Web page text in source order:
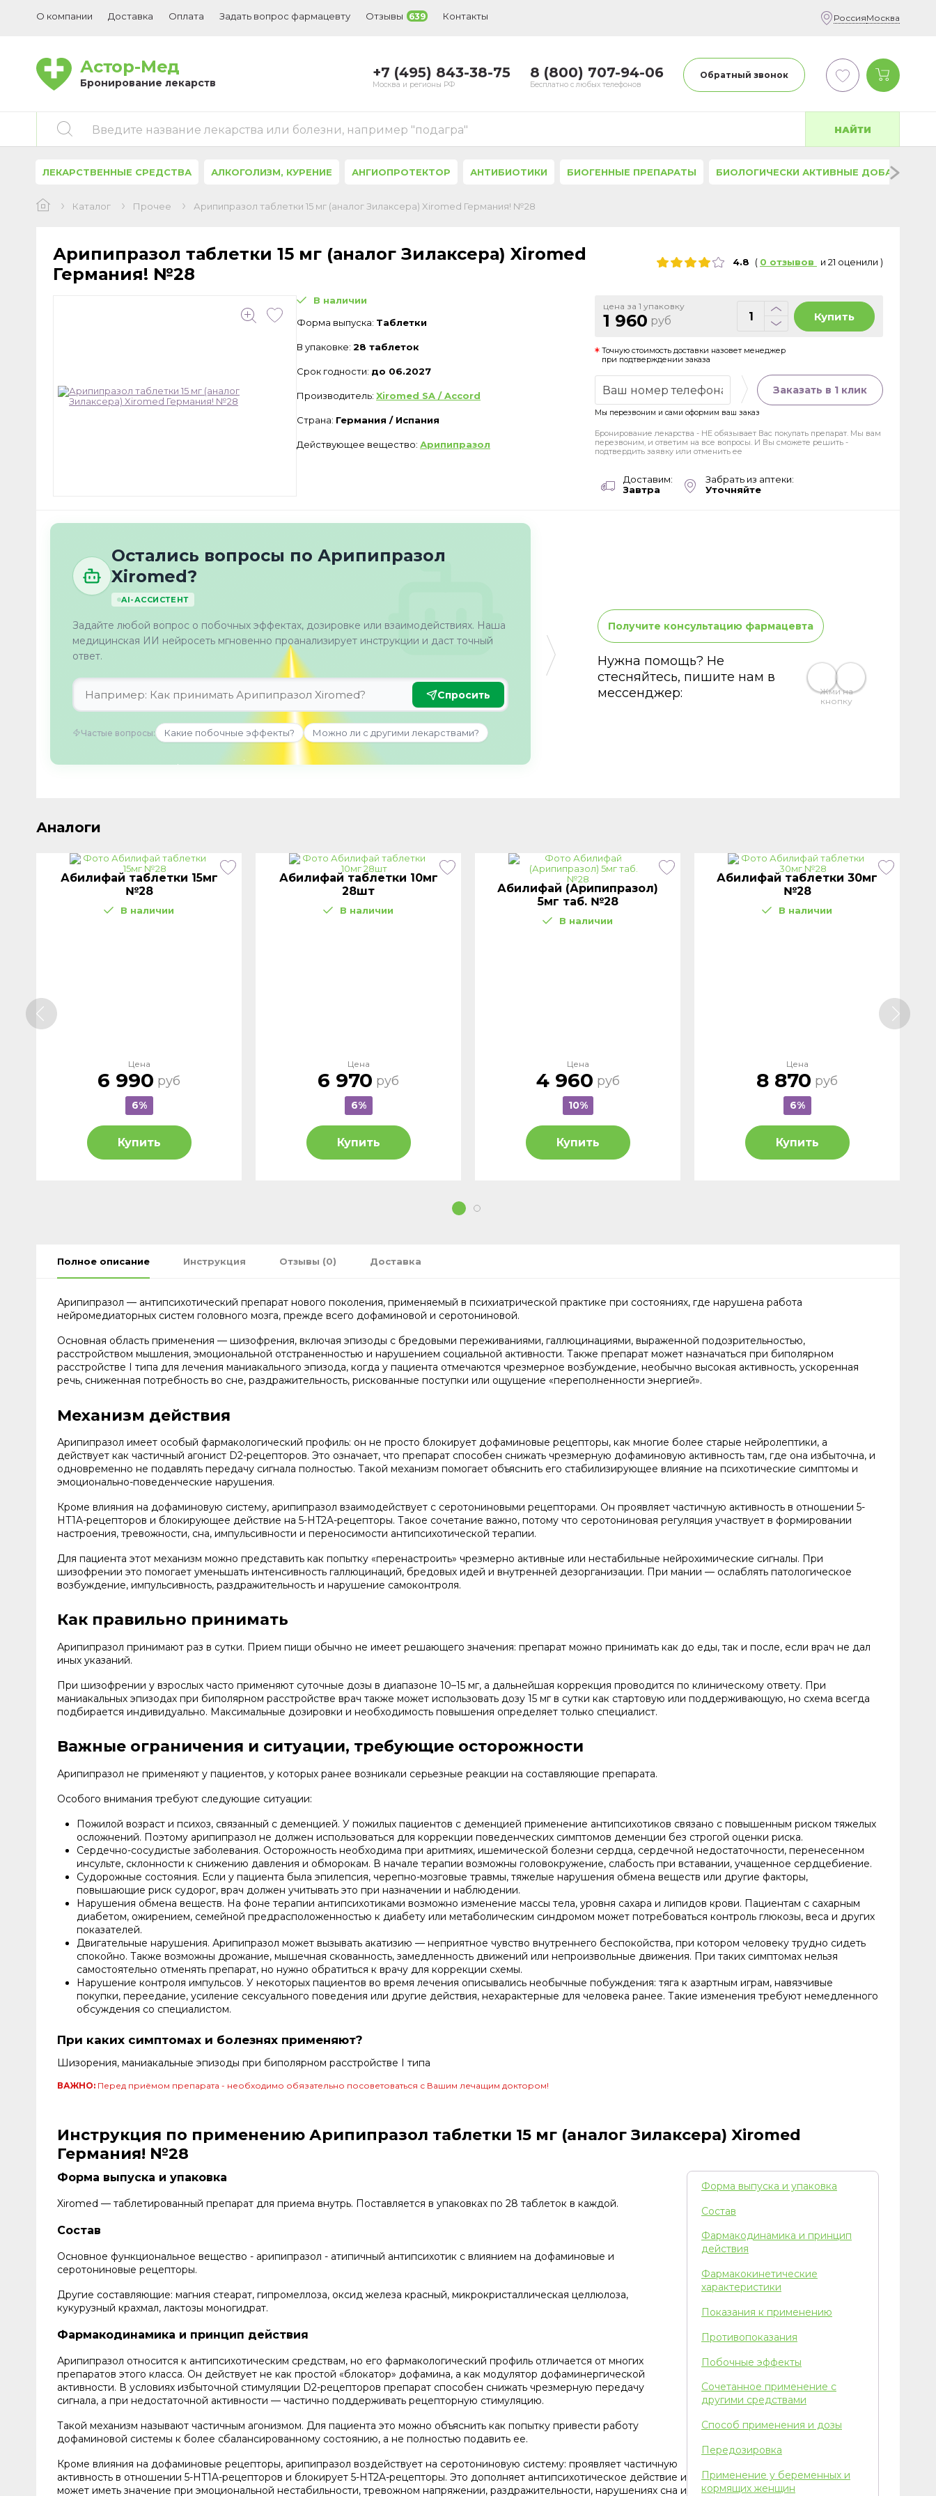
О компании Доставка Оплата Задать вопрос фармацевту Отзывы 639 Контакты РоссияМосква
Астор-Мед
Бронирование лекарств
+7 (495) 843-38-75
Москва и регионы РФ
8 (800) 707-94-06
Бесплатно с любых телефонов
Обратный звонок
Введите название лекарства или болезни, например "подагра" НАЙТИ
ЛЕКАРСТВЕННЫЕ СРЕДСТВА АЛКОГОЛИЗМ, КУРЕНИЕ АНГИОПРОТЕКТОР АНТИБИОТИКИ БИОГЕННЫЕ ПРЕПАРАТЫ БИОЛОГИЧЕСКИ АКТИВНЫЕ ДОБАВКИ
Каталог Прочее Арипипразол таблетки 15 мг (аналог Зилаксера) Xiromed Германия! №28
Арипипразол таблетки 15 мг (аналог Зилаксера) Xiromed
Германия! №28
4.8 ( 0 отзывов и 21 оценили )
В наличии
Форма выпуска: Таблетки
В упаковке: 28 таблеток
Срок годности: до 06.2027
Производитель: Xiromed SA / Accord
Страна: Германия / Испания
Действующее вещество: Арипипразол
цена за 1 упаковку
1 960 руб Купить
Точную стоимость доставки назовет менеджер
при подтверждении заказа
Заказать в 1 клик
Мы перезвоним и сами оформим ваш заказ
Бронирование лекарства - НЕ обязывает Вас покупать препарат. Мы вам
перезвоним, и ответим на все вопросы. И Вы сможете решить -
подтвердить заявку или отменить ее
Доставим:
Завтра
Забрать из аптеки:
Уточняйте
Остались вопросы по Арипипразол
Xiromed?
AI-АССИСТЕНТ
Задайте любой вопрос о побочных эффектах, дозировке или взаимодействиях. Наша
медицинская ИИ нейросеть мгновенно проанализирует инструкции и даст точный
ответ.
Спросить
Частые вопросы: Какие побочные эффекты? Можно ли с другими лекарствами?
Получите консультацию фармацевта
Нужна помощь? Не
стесняйтесь, пишите нам в
мессенджер:
Жми на
кнопку
Аналоги
Абилифай таблетки 15мг
№28
В наличии
Цена
6 990 руб
6%
Купить
Абилифай таблетки 10мг
28шт
В наличии
Цена
6 970 руб
6%
Купить
Абилифай (Арипипразол)
5мг таб. №28
В наличии
Цена
4 960 руб
10%
Купить
Абилифай таблетки 30мг
№28
В наличии
Цена
8 870 руб
6%
Купить
Полное описание Инструкция Отзывы (0) Доставка
Арипипразол — антипсихотический препарат нового поколения, применяемый в психиатрической практике при состояниях, где нарушена работа
нейромедиаторных систем головного мозга, прежде всего дофаминовой и серотониновой.
Основная область применения — шизофрения, включая эпизоды с бредовыми переживаниями, галлюцинациями, выраженной подозрительностью,
расстройством мышления, эмоциональной отстраненностью и нарушением социальной активности. Также препарат может назначаться при биполярном
расстройстве I типа для лечения маниакального эпизода, когда у пациента отмечаются чрезмерное возбуждение, необычно высокая активность, ускоренная
речь, сниженная потребность во сне, раздражительность, рискованные поступки или ощущение «переполненности энергией».
Механизм действия
Арипипразол имеет особый фармакологический профиль: он не просто блокирует дофаминовые рецепторы, как многие более старые нейролептики, а
действует как частичный агонист D2-рецепторов. Это означает, что препарат способен снижать чрезмерную дофаминовую активность там, где она избыточна, и
одновременно не подавлять передачу сигнала полностью. Такой механизм помогает объяснить его стабилизирующее влияние на психотические симптомы и
эмоционально-поведенческие нарушения.
Кроме влияния на дофаминовую систему, арипипразол взаимодействует с серотониновыми рецепторами. Он проявляет частичную активность в отношении 5-
HT1A-рецепторов и блокирующее действие на 5-HT2A-рецепторы. Такое сочетание важно, потому что серотониновая регуляция участвует в формировании
настроения, тревожности, сна, импульсивности и переносимости антипсихотической терапии.
Для пациента этот механизм можно представить как попытку «перенастроить» чрезмерно активные или нестабильные нейрохимические сигналы. При
шизофрении это помогает уменьшать интенсивность галлюцинаций, бредовых идей и внутренней дезорганизации. При мании — ослаблять патологическое
возбуждение, импульсивность, раздражительность и нарушение самоконтроля.
Как правильно принимать
Арипипразол принимают раз в сутки. Прием пищи обычно не имеет решающего значения: препарат можно принимать как до еды, так и после, если врач не дал
иных указаний.
При шизофрении у взрослых часто применяют суточные дозы в диапазоне 10–15 мг, а дальнейшая коррекция проводится по клиническому ответу. При
маниакальных эпизодах при биполярном расстройстве врач также может использовать дозу 15 мг в сутки как стартовую или поддерживающую, но схема всегда
подбирается индивидуально. Максимальные дозировки и необходимость повышения определяет только специалист.
Важные ограничения и ситуации, требующие осторожности
Арипипразол не применяют у пациентов, у которых ранее возникали серьезные реакции на составляющие препарата.
Особого внимания требуют следующие ситуации:
Пожилой возраст и психоз, связанный с деменцией. У пожилых пациентов с деменцией применение антипсихотиков связано с повышенным риском тяжелых
осложнений. Поэтому арипипразол не должен использоваться для коррекции поведенческих симптомов деменции без строгой оценки риска.
Сердечно-сосудистые заболевания. Осторожность необходима при аритмиях, ишемической болезни сердца, сердечной недостаточности, перенесенном
инсульте, склонности к снижению давления и обморокам. В начале терапии возможны головокружение, слабость при вставании, учащенное сердцебиение.
Судорожные состояния. Если у пациента была эпилепсия, черепно-мозговые травмы, тяжелые нарушения обмена веществ или другие факторы,
повышающие риск судорог, врач должен учитывать это при назначении и наблюдении.
Нарушения обмена веществ. На фоне терапии антипсихотиками возможно изменение массы тела, уровня сахара и липидов крови. Пациентам с сахарным
диабетом, ожирением, семейной предрасположенностью к диабету или метаболическим синдромом может потребоваться контроль глюкозы, веса и других
показателей.
Двигательные нарушения. Арипипразол может вызывать акатизию — неприятное чувство внутреннего беспокойства, при котором человеку трудно сидеть
спокойно. Также возможны дрожание, мышечная скованность, замедленность движений или непроизвольные движения. При таких симптомах нельзя
самостоятельно отменять препарат, но нужно обратиться к врачу для коррекции схемы.
Нарушение контроля импульсов. У некоторых пациентов во время лечения описывались необычные побуждения: тяга к азартным играм, навязчивые
покупки, переедание, усиление сексуального поведения или другие действия, нехарактерные для человека ранее. Такие изменения требуют немедленного
обсуждения со специалистом.
При каких симптомах и болезнях применяют?
Шизорения, маниакальные эпизоды при биполярном расстройстве I типа
ВАЖНО: Перед приёмом препарата - необходимо обязательно посоветоваться с Вашим лечащим доктором!
Инструкция по применению Арипипразол таблетки 15 мг (аналог Зилаксера) Xiromed
Германия! №28
Форма выпуска и упаковка
Xiromed — таблетированный препарат для приема внутрь. Поставляется в упаковках по 28 таблеток в каждой.
Состав
Основное функциональное вещество - арипипразол - атипичный антипсихотик с влиянием на дофаминовые и
серотониновые рецепторы.
Другие составляющие: магния стеарат, гипромеллоза, оксид железа красный, микрокристаллическая целлюлоза,
кукурузный крахмал, лактозы моногидрат.
Фармакодинамика и принцип действия
Арипипразол относится к антипсихотическим средствам, но его фармакологический профиль отличается от многих
препаратов этого класса. Он действует не как простой «блокатор» дофамина, а как модулятор дофаминергической
активности. В условиях избыточной стимуляции D2-рецепторов препарат способен снижать чрезмерную передачу
сигнала, а при недостаточной активности — частично поддерживать рецепторную стимуляцию.
Такой механизм называют частичным агонизмом. Для пациента это можно объяснить как попытку привести работу
дофаминовой системы к более сбалансированному состоянию, а не полностью подавить ее.
Кроме влияния на дофаминовые рецепторы, арипипразол воздействует на серотониновую систему: проявляет частичную
активность в отношении 5-HT1A-рецепторов и блокирует 5-HT2A-рецепторы. Это дополняет антипсихотическое действие и
может иметь значение при эмоциональной нестабильности, тревожном напряжении, раздражительности, нарушениях сна и
Форма выпуска и упаковка
Состав
Фармакодинамика и принцип
действия
Фармакокинетические
характеристики
Показания к применению
Противопоказания
Побочные эффекты
Сочетанное применение с
другими средствами
Способ применения и дозы
Передозировка
Применение у беременных и
кормящих женщин